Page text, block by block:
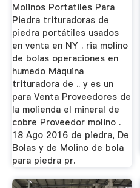
Molinos Portatiles Para
Piedra trituradoras de
piedra portátiles usados
en venta en NY . ria molino
de bolas operaciones en
humedo Máquina
trituradora de .. y es un
para Venta Proveedores de
la molienda el mineral de
cobre Proveedor molino .
18 Ago 2016 de piedra, De
Bolas y de Molino de bola
para piedra pr.